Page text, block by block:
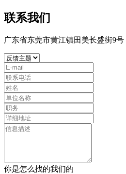
联系我们
广东省东莞市黄江镇田美长盛街9号
你是怎么找的我们的